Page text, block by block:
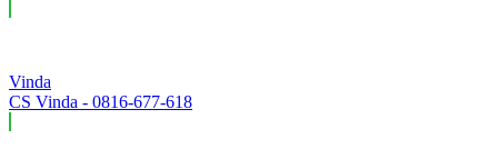
Vinda
CS Vinda - 0816-677-618